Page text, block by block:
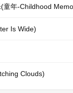
童年-Childhood
Is Wide)
Clouds)